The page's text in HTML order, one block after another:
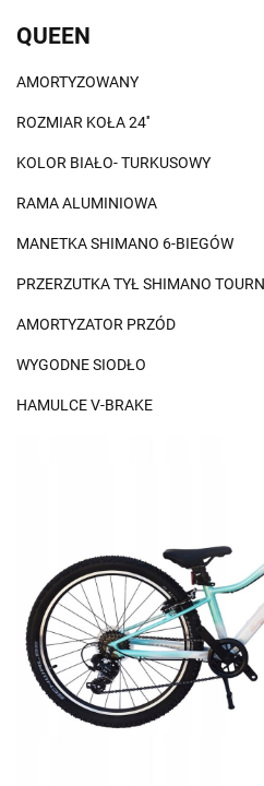
QUEEN
AMORTYZOWANY
ROZMIAR KOŁA 24''
KOLOR BIAŁO- TURKUSOWY
RAMA ALUMINIOWA
MANETKA SHIMANO 6-BIEGÓW
PRZERZUTKA TYŁ SHIMANO
AMORTYZATOR PRZÓD
WYGODNE SIODŁO
HAMULCE V-BRAKE